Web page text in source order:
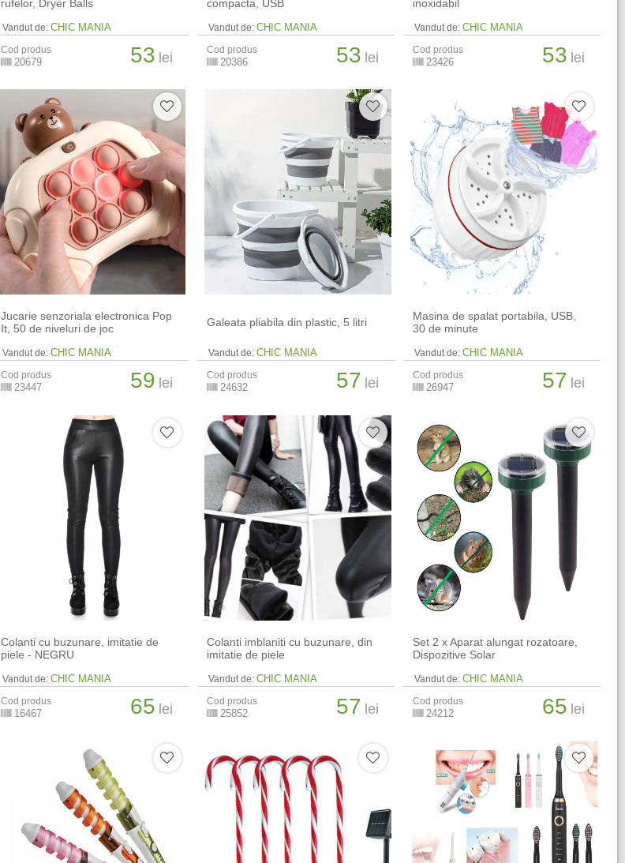
rufelor, Dryer Balls
Vandut de: CHIC MANIA
Cod produs
20679 53 lei
compacta, USB
Vandut de: CHIC MANIA
Cod produs
20386 53 lei
inoxidabil
Vandut de: CHIC MANIA
Cod produs
23426 53 lei
Jucarie senzoriala electronica Pop
It, 50 de niveluri de joc
Vandut de: CHIC MANIA
Cod produs
23447 59 lei
Galeata pliabila din plastic, 5 litri
Vandut de: CHIC MANIA
Cod produs
24632 57 lei
Masina de spalat portabila, USB,
30 de minute
Vandut de: CHIC MANIA
Cod produs
26947 57 lei
Colanti cu buzunare, imitatie de
piele - NEGRU
Vandut de: CHIC MANIA
Cod produs
16467 65 lei
Colanti imblaniti cu buzunare, din
imitatie de piele
Vandut de: CHIC MANIA
Cod produs
25852 57 lei
Set 2 x Aparat alungat rozatoare,
Dispozitive Solar
Vandut de: CHIC MANIA
Cod produs
24212 65 lei